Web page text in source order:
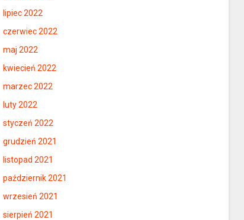
lipiec 2022
czerwiec 2022
maj 2022
kwiecień 2022
marzec 2022
luty 2022
styczeń 2022
grudzień 2021
listopad 2021
październik 2021
wrzesień 2021
sierpień 2021